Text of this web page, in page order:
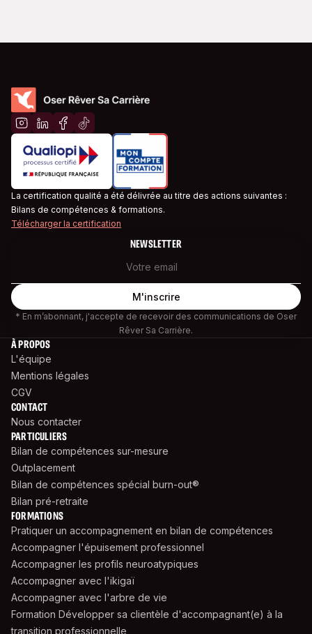
La certification qualité a été délivrée au titre des actions suivantes :
Bilans de compétences & formations.
Télécharger la certification
NEWSLETTER
* En m’abonnant, j'accepte de recevoir des communications de Oser
Rêver Sa Carrière.
À PROPOS
L'équipe
Mentions légales
CGV
CONTACT
Nous contacter
PARTICULIERS
Bilan de compétences sur-mesure
Outplacement
Bilan de compétences spécial burn-out®
Bilan pré-retraite
FORMATIONS
Pratiquer un accompagnement en bilan de compétences
Accompagner l'épuisement professionnel
Accompagner les profils neuroatypiques
Accompagner avec l'ikigaï
Accompagner avec l'arbre de vie
Formation Développer sa clientèle d'accompagnant(e) à la
transition professionnelle